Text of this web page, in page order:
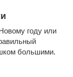
году или
большими.